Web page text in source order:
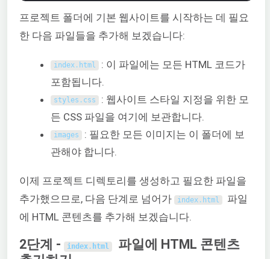
프로젝트 폴더에 기본 웹사이트를 시작하는 데 필요
한 다음 파일들을 추가해 보겠습니다:
index. html : 이 파일에는 모든 HTML 코드가
포함됩니다.
styles . css : 웹사이트 스타일 지정을 위한 모
든 CSS 파일을 여기에 보관합니다.
images : 필요한 모든 이미지는 이 폴더에 보
관해야 합니다.
이제 프로젝트 디렉토리를 생성하고 필요한 파일을
추가했으므로, 다음 단계로 넘어가
index. html 파일
에 HTML 콘텐츠를 추가해 보겠습니다.
2단계 - index. html 파일에 HTML 콘텐츠